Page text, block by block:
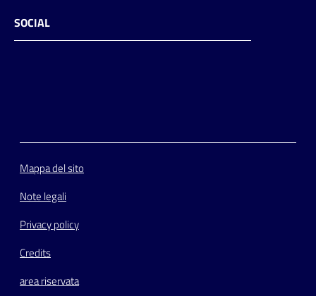
SOCIAL
Mappa del sito
Note legali
Privacy policy
Credits
area riservata